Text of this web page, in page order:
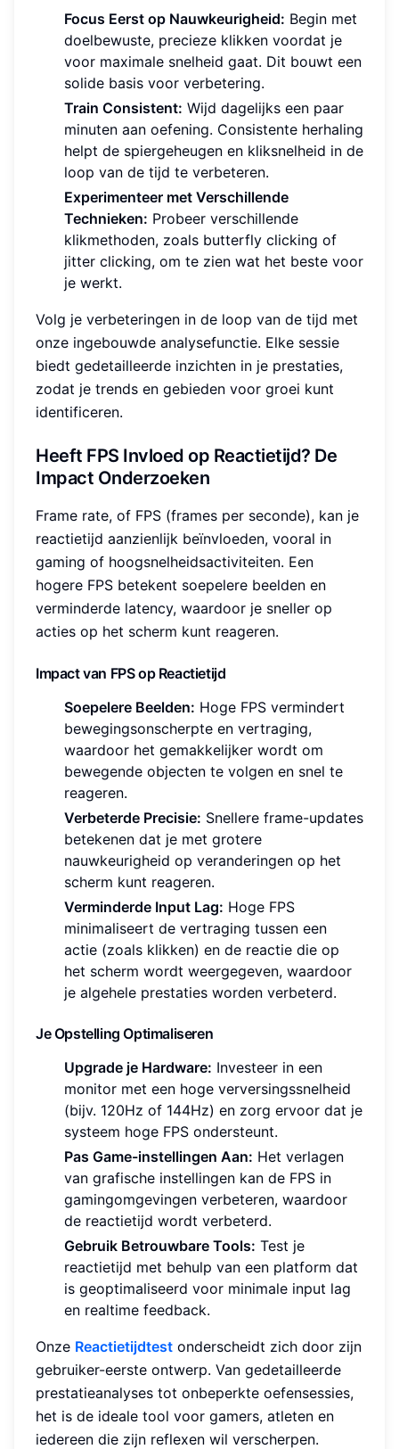
Focus Eerst op Nauwkeurigheid: Begin met
doelbewuste, precieze klikken voordat je
voor maximale snelheid gaat. Dit bouwt een
solide basis voor verbetering.
Train Consistent: Wijd dagelijks een paar
minuten aan oefening. Consistente herhaling
helpt de spiergeheugen en kliksnelheid in de
loop van de tijd te verbeteren.
Experimenteer met Verschillende
Technieken: Probeer verschillende
klikmethoden, zoals butterfly clicking of
jitter clicking, om te zien wat het beste voor
je werkt.
Volg je verbeteringen in de loop van de tijd met
onze ingebouwde analysefunctie. Elke sessie
biedt gedetailleerde inzichten in je prestaties,
zodat je trends en gebieden voor groei kunt
identificeren.
Heeft FPS Invloed op Reactietijd? De
Impact Onderzoeken
Frame rate, of FPS (frames per seconde), kan je
reactietijd aanzienlijk beïnvloeden, vooral in
gaming of hoogsnelheidsactiviteiten. Een
hogere FPS betekent soepelere beelden en
verminderde latency, waardoor je sneller op
acties op het scherm kunt reageren.
Impact van FPS op Reactietijd
Soepelere Beelden: Hoge FPS vermindert
bewegingsonscherpte en vertraging,
waardoor het gemakkelijker wordt om
bewegende objecten te volgen en snel te
reageren.
Verbeterde Precisie: Snellere frame-updates
betekenen dat je met grotere
nauwkeurigheid op veranderingen op het
scherm kunt reageren.
Verminderde Input Lag: Hoge FPS
minimaliseert de vertraging tussen een
actie (zoals klikken) en de reactie die op
het scherm wordt weergegeven, waardoor
je algehele prestaties worden verbeterd.
Je Opstelling Optimaliseren
Upgrade je Hardware: Investeer in een
monitor met een hoge verversingssnelheid
(bijv. 120Hz of 144Hz) en zorg ervoor dat je
systeem hoge FPS ondersteunt.
Pas Game-instellingen Aan: Het verlagen
van grafische instellingen kan de FPS in
gamingomgevingen verbeteren, waardoor
de reactietijd wordt verbeterd.
Gebruik Betrouwbare Tools: Test je
reactietijd met behulp van een platform dat
is geoptimaliseerd voor minimale input lag
en realtime feedback.
Onze Reactietijdtest onderscheidt zich door zijn
gebruiker-eerste ontwerp. Van gedetailleerde
prestatieanalyses tot onbeperkte oefensessies,
het is de ideale tool voor gamers, atleten en
iedereen die zijn reflexen wil verscherpen.